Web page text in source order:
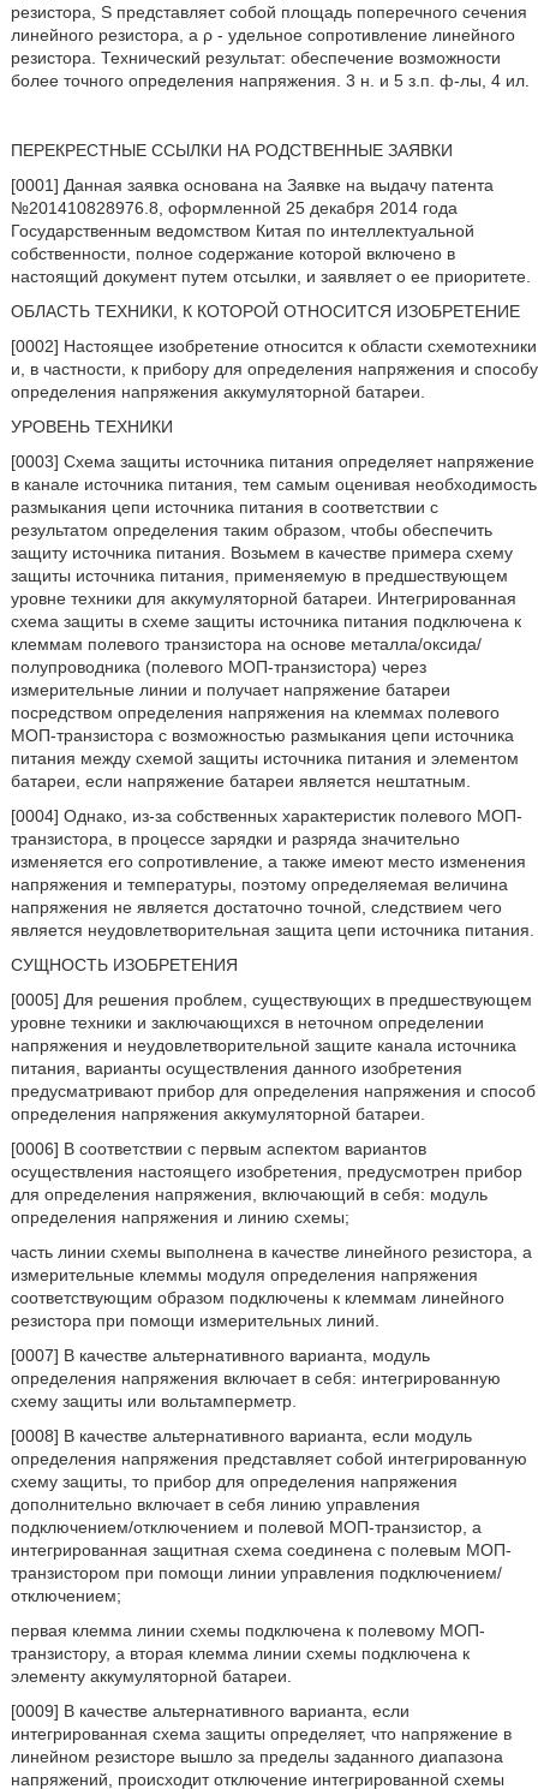
резистора, S представляет собой площадь поперечного сечения
линейного резистора, а ρ - удельное сопротивление линейного
резистора. Технический результат: обеспечение возможности
более точного определения напряжения. 3 н. и 5 з.п. ф-лы, 4 ил.
ПЕРЕКРЕСТНЫЕ ССЫЛКИ НА РОДСТВЕННЫЕ ЗАЯВКИ
[0001] Данная заявка основана на Заявке на выдачу патента
№201410828976.8, оформленной 25 декабря 2014 года
Государственным ведомством Китая по интеллектуальной
собственности, полное содержание которой включено в
настоящий документ путем отсылки, и заявляет о ее приоритете.
ОБЛАСТЬ ТЕХНИКИ, К КОТОРОЙ ОТНОСИТСЯ ИЗОБРЕТЕНИЕ
[0002] Настоящее изобретение относится к области схемотехники
и, в частности, к прибору для определения напряжения и способу
определения напряжения аккумуляторной батареи.
УРОВЕНЬ ТЕХНИКИ
[0003] Схема защиты источника питания определяет напряжение
в канале источника питания, тем самым оценивая необходимость
размыкания цепи источника питания в соответствии с
результатом определения таким образом, чтобы обеспечить
защиту источника питания. Возьмем в качестве примера схему
защиты источника питания, применяемую в предшествующем
уровне техники для аккумуляторной батареи. Интегрированная
схема защиты в схеме защиты источника питания подключена к
клеммам полевого транзистора на основе металла/оксида/
полупроводника (полевого МОП-транзистора) через
измерительные линии и получает напряжение батареи
посредством определения напряжения на клеммах полевого
МОП-транзистора с возможностью размыкания цепи источника
питания между схемой защиты источника питания и элементом
батареи, если напряжение батареи является нештатным.
[0004] Однако, из-за собственных характеристик полевого МОП-
транзистора, в процессе зарядки и разряда значительно
изменяется его сопротивление, а также имеют место изменения
напряжения и температуры, поэтому определяемая величина
напряжения не является достаточно точной, следствием чего
является неудовлетворительная защита цепи источника питания.
СУЩНОСТЬ ИЗОБРЕТЕНИЯ
[0005] Для решения проблем, существующих в предшествующем
уровне техники и заключающихся в неточном определении
напряжения и неудовлетворительной защите канала источника
питания, варианты осуществления данного изобретения
предусматривают прибор для определения напряжения и способ
определения напряжения аккумуляторной батареи.
[0006] В соответствии с первым аспектом вариантов
осуществления настоящего изобретения, предусмотрен прибор
для определения напряжения, включающий в себя: модуль
определения напряжения и линию схемы;
часть линии схемы выполнена в качестве линейного резистора, а
измерительные клеммы модуля определения напряжения
соответствующим образом подключены к клеммам линейного
резистора при помощи измерительных линий.
[0007] В качестве альтернативного варианта, модуль
определения напряжения включает в себя: интегрированную
схему защиты или вольтамперметр.
[0008] В качестве альтернативного варианта, если модуль
определения напряжения представляет собой интегрированную
схему защиты, то прибор для определения напряжения
дополнительно включает в себя линию управления
подключением/отключением и полевой МОП-транзистор, а
интегрированная защитная схема соединена с полевым МОП-
транзистором при помощи линии управления подключением/
отключением;
первая клемма линии схемы подключена к полевому МОП-
транзистору, а вторая клемма линии схемы подключена к
элементу аккумуляторной батареи.
[0009] В качестве альтернативного варианта, если
интегрированная схема защиты определяет, что напряжение в
линейном резисторе вышло за пределы заданного диапазона
напряжений, происходит отключение интегрированной схемы